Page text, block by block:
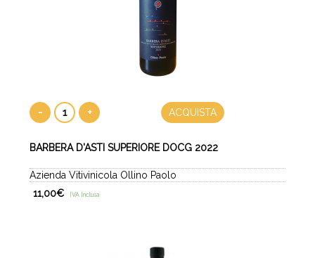
- + ACQUISTA
BARBERA D'ASTI SUPERIORE DOCG 2022
Azienda Vitivinicola Ollino Paolo
11,00€ IVA Inclusa